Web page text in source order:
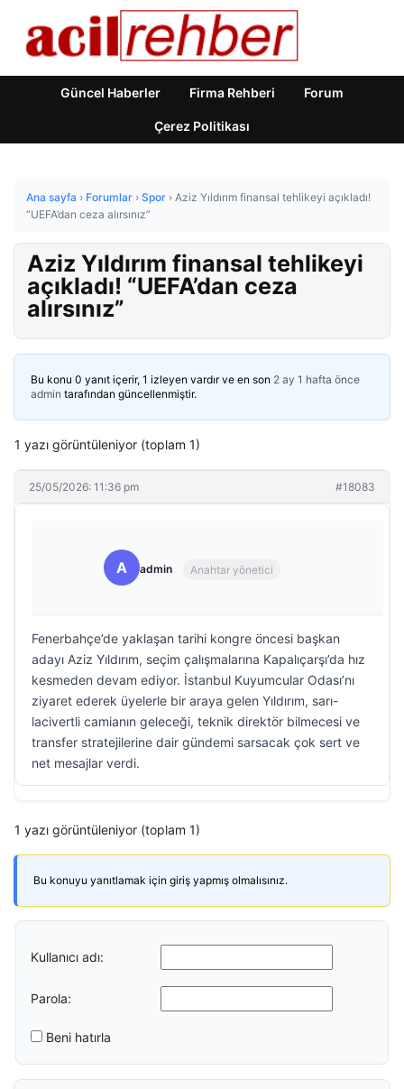
Güncel Haberler Firma Rehberi Forum
Çerez Politikası
Ana sayfa › Forumlar › Spor › Aziz Yıldırım finansal tehlikeyi açıkladı!
“UEFA’dan ceza alırsınız”
Aziz Yıldırım finansal tehlikeyi
açıkladı! “UEFA’dan ceza
alırsınız”
Bu konu 0 yanıt içerir, 1 izleyen vardır ve en son 2 ay 1 hafta önce
admin tarafından güncellenmiştir.
1 yazı görüntüleniyor (toplam 1)
25/05/2026: 11:36 pm #18083
A admin Anahtar yönetici
Fenerbahçe’de yaklaşan tarihi kongre öncesi başkan
adayı Aziz Yıldırım, seçim çalışmalarına Kapalıçarşı’da hız
kesmeden devam ediyor. İstanbul Kuyumcular Odası’nı
ziyaret ederek üyelerle bir araya gelen Yıldırım, sarı-
lacivertli camianın geleceği, teknik direktör bilmecesi ve
transfer stratejilerine dair gündemi sarsacak çok sert ve
net mesajlar verdi.
1 yazı görüntüleniyor (toplam 1)
Bu konuyu yanıtlamak için giriş yapmış olmalısınız.
Kullanıcı adı:
Parola:
Beni hatırla